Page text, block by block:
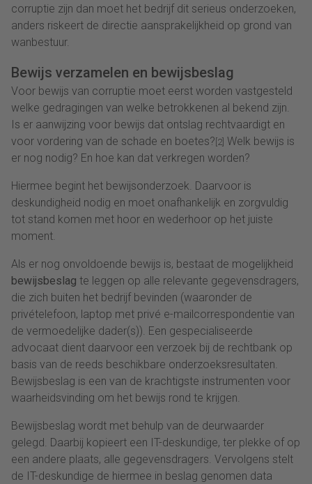
corruptie zijn dan moet het bedrijf dit serieus onderzoeken,
anders riskeert de directie aansprakelijkheid op grond van
wanbestuur.
Bewijs verzamelen en bewijsbeslag
Voor bewijs van corruptie moet eerst worden vastgesteld
welke gedragingen van welke betrokkenen al bekend zijn.
Is er aanwijzing voor bewijs dat ontslag rechtvaardigt en
voor vordering van de schade en boetes? [2] Welk bewijs is
er nog nodig? En hoe kan dat verkregen worden?
Hiermee begint het bewijsonderzoek. Daarvoor is
deskundigheid nodig en moet onafhankelijk en zorgvuldig
tot stand komen met hoor en wederhoor op het juiste
moment.
Als er nog onvoldoende bewijs is, bestaat de mogelijkheid
bewijsbeslag te leggen op alle relevante gegevensdragers,
die zich buiten het bedrijf bevinden (waaronder de
privételefoon, laptop met privé e-mailcorrespondentie van
de vermoedelijke dader(s)). Een gespecialiseerde
advocaat dient daarvoor een verzoek bij de rechtbank op
basis van de reeds beschikbare onderzoeksresultaten.
Bewijsbeslag is een van de krachtigste instrumenten voor
waarheidsvinding om het bewijs rond te krijgen.
Bewijsbeslag wordt met behulp van de deurwaarder
gelegd. Daarbij kopieert een IT-deskundige, ter plekke of op
een andere plaats, alle gegevensdragers. Vervolgens stelt
de IT-deskundige de hiermee in beslag genomen data